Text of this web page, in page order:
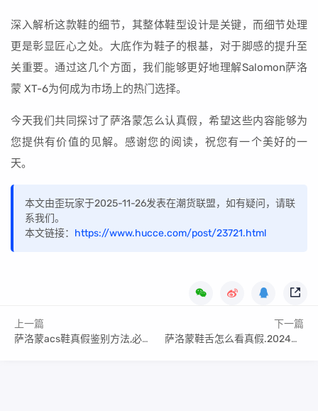
深入解析这款鞋的细节，其整体鞋型设计是关键，而细节处理
更是彰显匠心之处。大底作为鞋子的根基，对于脚感的提升至
关重要。通过这几个方面，我们能够更好地理解Salomon萨洛
蒙 XT-6为何成为市场上的热门选择。
今天我们共同探讨了萨洛蒙怎么认真假，希望这些内容能够为
您提供有价值的见解。感谢您的阅读，祝您有一个美好的一
天。
本文由歪玩家于2025-11-26发表在潮货联盟，如有疑问，请联
系我们。
本文链接： https://www.hucce.com/post/23721.html
上一篇
萨洛蒙acs鞋真假鉴别方法,必须收藏起来
下一篇
萨洛蒙鞋舌怎么看真假.2024最新知识